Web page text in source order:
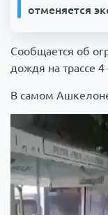
отменяется
Сообщается об
дождя на трассе
В самом